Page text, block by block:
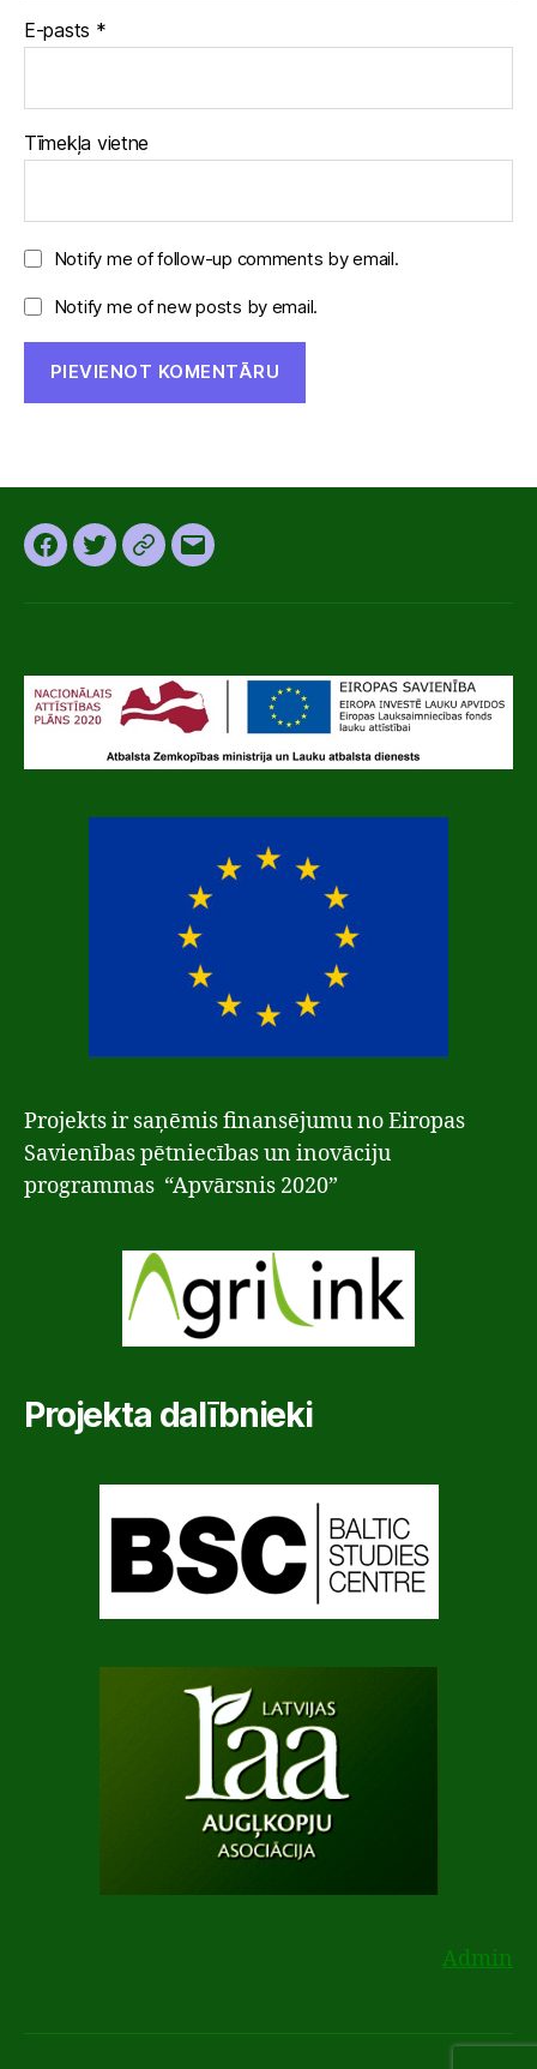
E-pasts *
Tīmekļa vietne
Notify me of follow-up comments by email.
Notify me of new posts by email.
Facebook
TwitterInstagram
Email
Projekts ir saņēmis finansējumu no Eiropas
Savienības pētniecības un inovāciju
programmas “Apvārsnis 2020”
Projekta dalībnieki
Admin